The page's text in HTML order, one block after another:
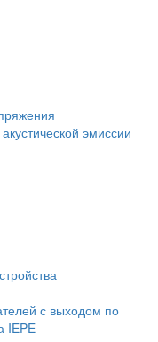
эмиссии
с выходом по
IEPE